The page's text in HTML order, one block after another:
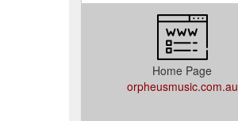
Home Page
orpheusmusic.com.au